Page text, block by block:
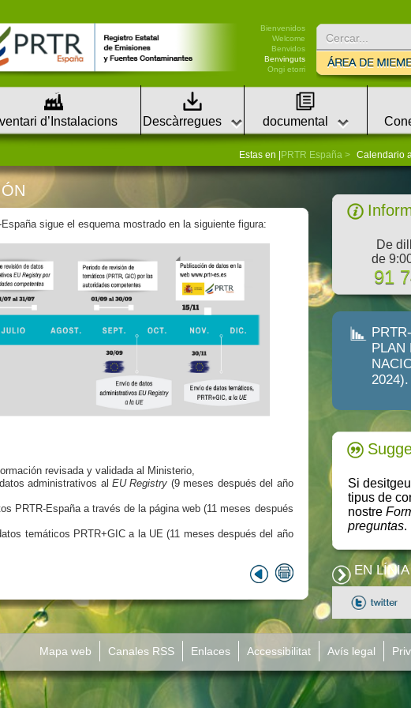
Bienvenidos
Welcome
Benvidos
Benvinguts
Ongi etorri
d’Instalacions Descàrregues documental
Estas en | PRTR España Calendario
sigue el esquema mostrado en la siguiente figura:
revisada y validada al Ministerio,
administrativos alEU Registry (9 meses después del año
PRTR-España a través de la página web (11 meses después
temáticos PRTR+GIC a la UE (11 meses después del año
De
de
91
PLAN
2024).
Si
tipus de
nostre
preguntas.
EN LÍNIA
Mapa web Canales RSS Enlaces Accessibilitat Avís legal